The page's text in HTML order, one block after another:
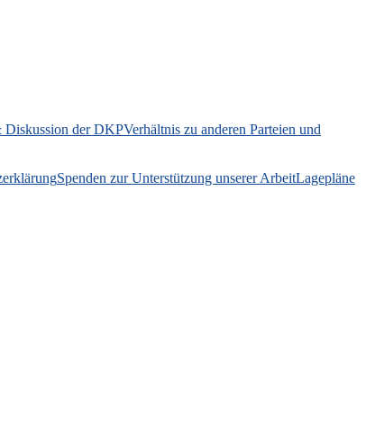
Diskussion der DKPVerhältnis zu anderen Parteien und
Spenden zur Unterstützung unserer ArbeitLagepläne